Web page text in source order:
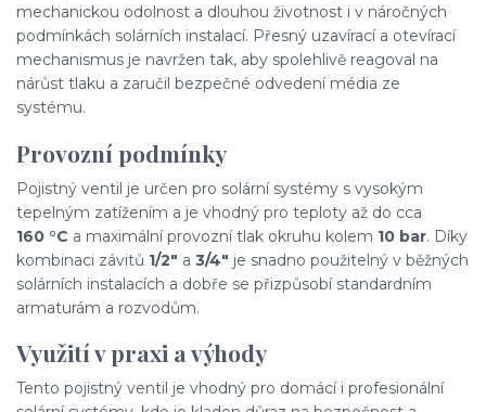
mechanickou odolnost a dlouhou životnost i v náročných
podmínkách solárních instalací. Přesný uzavírací a otevírací
mechanismus je navržen tak, aby spolehlivě reagoval na
nárůst tlaku a zaručil bezpečné odvedení média ze
systému.
Provozní podmínky
Pojistný ventil je určen pro solární systémy s vysokým
tepelným zatížením a je vhodný pro teploty až do cca
160 °C a maximální provozní tlak okruhu kolem 10 bar. Díky
kombinaci závitů 1/2" a 3/4" je snadno použitelný v běžných
solárních instalacích a dobře se přizpůsobí standardním
armaturám a rozvodům.
Využití v praxi a výhody
Tento pojistný ventil je vhodný pro domácí i profesionální